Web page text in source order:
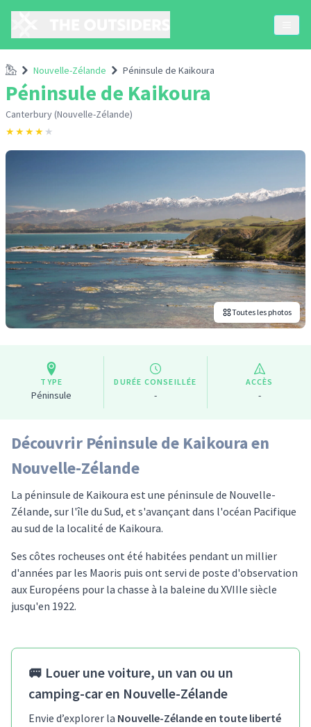
AccueilNouvelle-Zélande Péninsule de Kaikoura
Péninsule de Kaikoura
Canterbury (Nouvelle-Zélande)
★★★★ ★
Toutes les photos
TYPE
Péninsule
DURÉE CONSEILLÉE
-
ACCÈS
-
Découvrir Péninsule de Kaikoura en
Nouvelle-Zélande
La péninsule de Kaikoura est une péninsule de Nouvelle-
Zélande, sur l'île du Sud, et s'avançant dans l'océan Pacifique
au sud de la localité de Kaikoura.
Ses côtes rocheuses ont été habitées pendant un millier
d'années par les Maoris puis ont servi de poste d'observation
aux Européens pour la chasse à la baleine du XVIIIe siècle
jusqu'en 1922.
🚐 Louer une voiture, un van ou un
camping-car en Nouvelle-Zélande
Envie d’explorer la Nouvelle-Zélande en toute liberté